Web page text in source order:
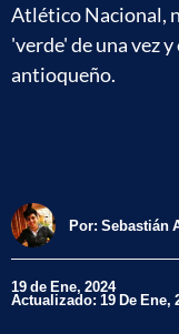
Atlético Nacional,
'verde' de una vez
antioqueño.
Por: Sebastián
19 de Ene, 2024
Actualizado: 19 De Ene,